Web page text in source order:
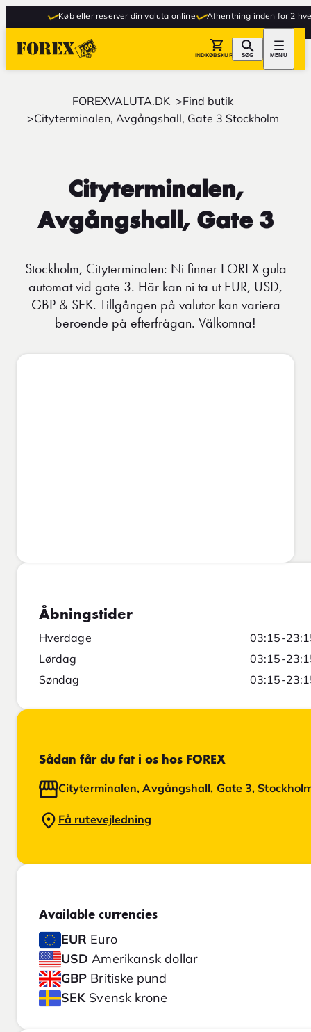
Køb eller reserver din valuta online Afhentning inden for 2
INDKØBSKURV SØG MENU
FOREXVALUTA.DK
Find butik
Cityterminalen, Avgångshall, Gate 3 Stockholm
Cityterminalen,
Avgångshall, Gate 3
Stockholm, Cityterminalen: Ni finner FOREX gula
automat vid gate 3. Här kan ni ta ut EUR, USD,
GBP & SEK. Tillgången på valutor kan variera
beroende på efterfrågan. Välkomna!
Åbningstider
Hverdage
03:15-
Lørdag
03:15-
Søndag
03:15-
Sådan får du fat i os hos FOREX
Cityterminalen, Avgångshall, Gate 3,
Få rutevejledning
Available currencies
EUR Euro
USDAmerikansk dollar
GBP Britiske pund
SEK Svensk krone